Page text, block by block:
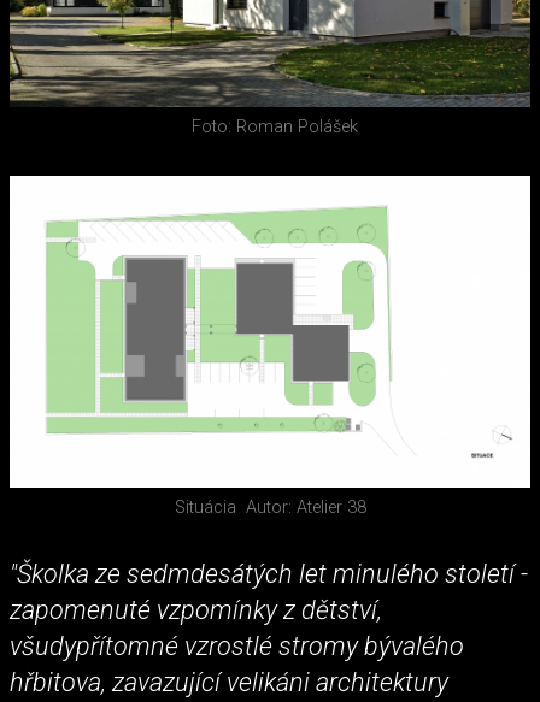
Foto: Roman Polášek
Situácia Autor: Atelier 38
"Školka ze sedmdesátých let minulého století -
zapomenuté vzpomínky z dětství,
všudypřítomné vzrostlé stromy bývalého
hřbitova, zavazující velikáni architektury